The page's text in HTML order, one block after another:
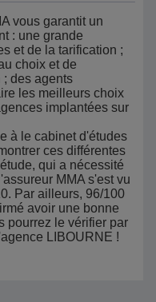
vous garantit un
: une grande
et de la tarification ;
choix et de
; des agents
les meilleurs choix
implantées sur
à le cabinet d'études
ces différentes
qui a nécessité
MMA s'est vu
Par ailleurs, 96/100
avoir une bonne
pourrez le vérifier par
LIBOURNE !